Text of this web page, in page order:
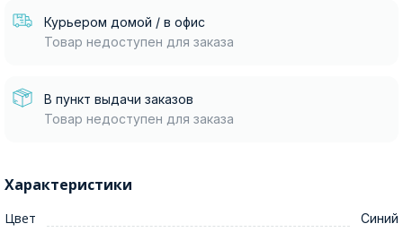
Курьером домой / в офис
Товар недоступен для заказа
В пункт выдачи заказов
Товар недоступен для заказа
Характеристики
Цвет Синий